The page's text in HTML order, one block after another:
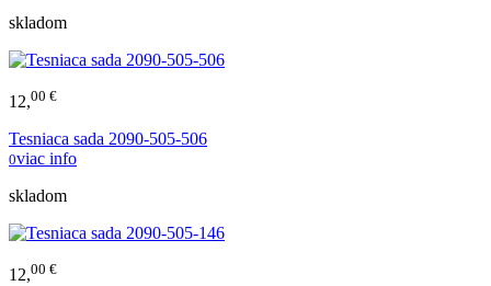
skladom
12,00 €
Tesniaca sada 2090-505-506
0viac info
skladom
12,00 €